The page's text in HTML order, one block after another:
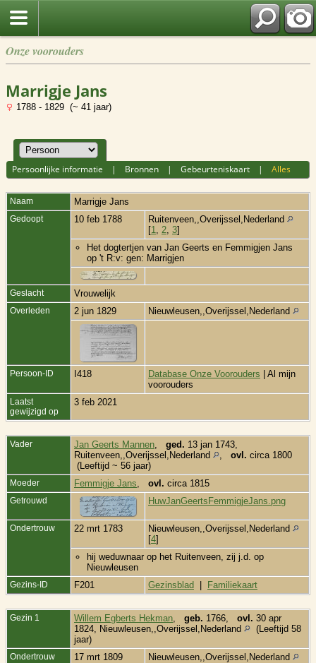
Onze voorouders
Marrigje Jans
1788 - 1829 (~ 41 jaar)
Persoonlijke informatie | Bronnen |Gebeurteniskaart |Alles
Naam Marrigje Jans
Gedoopt 10 feb 1788
Ruitenveen,,Overijssel,Nederland
[1 2 3]
Het dogtertjen van Jan Geerts en Femmigjen Jans
op 't R:v: gen: Marrigjen
Geslacht Vrouwelijk
Overleden 2 jun 1829 Nieuwleusen,,Overijssel,Nederland
Persoon-ID I418 Database Onze Voorouders | Al mijn
voorouders
Laatst
gewijzigd op
3 feb 2021
Vader Jan Geerts Mannen ged. 13 jan 1743,
Ruitenveen,,Overijssel,Nederland
ovl. circa 1800
(Leeftijd ~ 56 jaar)
Moeder Femmigje Jans ovl. circa 1815
Getrouwd HuwJanGeertsFemmigjeJans.png
Ondertrouw 22 mrt 1783
Nieuwleusen,,Overijssel,Nederland
[4]
hij weduwnaar op het Ruitenveen, zij j.d. op
Nieuwleusen
Gezins-ID F201 Gezinsblad Familiekaart
Gezin 1 Willem Egberts Hekman geb. 1766, ovl. 30 apr
1824, Nieuwleusen,,Overijssel,Nederland
(Leeftijd 58
jaar)
Ondertrouw 17 mrt 1809
Nieuwleusen,,Overijssel,Nederland